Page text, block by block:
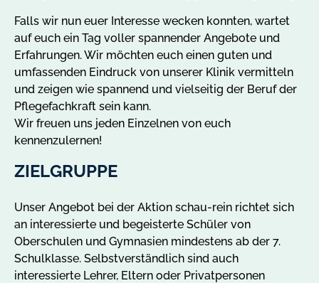
Falls wir nun euer Interesse wecken konnten, wartet
auf euch ein Tag voller spannender Angebote und
Erfahrungen. Wir möchten euch einen guten und
umfassenden Eindruck von unserer Klinik vermitteln
und zeigen wie spannend und vielseitig der Beruf der
Pflegefachkraft sein kann.
Wir freuen uns jeden Einzelnen von euch
kennenzulernen!
ZIELGRUPPE
Unser Angebot bei der Aktion schau-rein richtet sich
an interessierte und begeisterte Schüler von
Oberschulen und Gymnasien mindestens ab der 7.
Schulklasse. Selbstverständlich sind auch
interessierte Lehrer, Eltern oder Privatpersonen